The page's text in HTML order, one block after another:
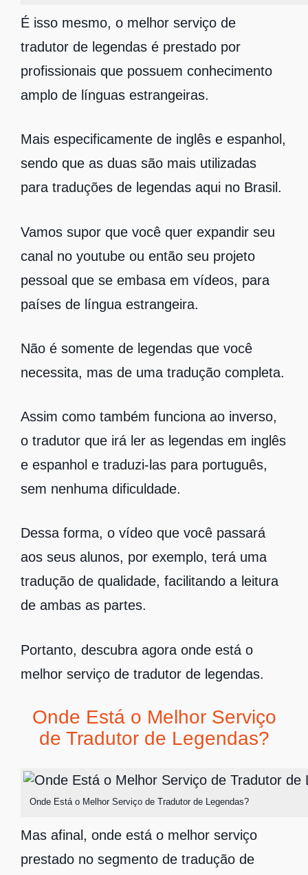
É isso mesmo, o melhor serviço de
tradutor de legendas é prestado por
profissionais que possuem conhecimento
amplo de línguas estrangeiras.
Mais especificamente de inglês e espanhol,
sendo que as duas são mais utilizadas
para traduções de legendas aqui no Brasil.
Vamos supor que você quer expandir seu
canal no youtube ou então seu projeto
pessoal que se embasa em vídeos, para
países de língua estrangeira.
Não é somente de legendas que você
necessita, mas de uma tradução completa.
Assim como também funciona ao inverso,
o tradutor que irá ler as legendas em inglês
e espanhol e traduzi-las para português,
sem nenhuma dificuldade.
Dessa forma, o vídeo que você passará
aos seus alunos, por exemplo, terá uma
tradução de qualidade, facilitando a leitura
de ambas as partes.
Portanto, descubra agora onde está o
melhor serviço de tradutor de legendas.
Onde Está o Melhor Serviço
de Tradutor de Legendas?
Onde Está o Melhor Serviço de Tradutor de Legendas?
Mas afinal, onde está o melhor serviço
prestado no segmento de tradução de